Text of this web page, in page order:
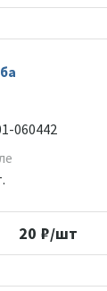
060442
20 ₽/шт